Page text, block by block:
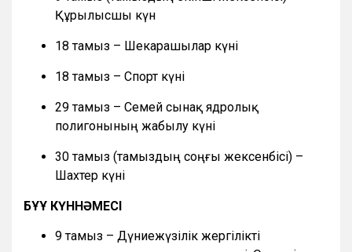
Құрылысшы күн
18 тамыз – Шекарашылар күні
18 тамыз – Спорт күні
29 тамыз – Семей сынақ ядролық
полигонының жабылу күні
30 тамыз (тамыздың соңғы жексенбісі) –
Шахтер күні
БҰҰ КҮННӘМЕСІ
9 тамыз – Дүниежүзілік жергілікті